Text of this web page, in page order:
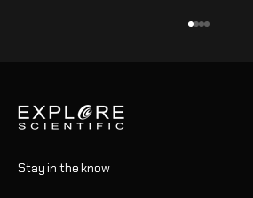
Stay in the know